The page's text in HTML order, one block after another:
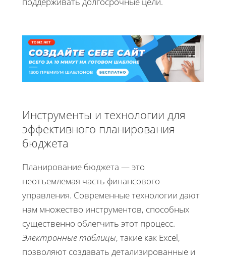
Инструменты и технологии для
эффективного планирования
бюджета
Планирование бюджета — это
неотъемлемая часть финансового
управления. Современные технологии дают
нам множество инструментов, способных
существенно облегчить этот процесс.
Электронные таблицы, такие как Excel,
позволяют создавать детализированные и